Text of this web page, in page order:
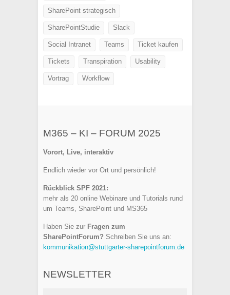
SharePoint strategisch
SharePointStudie Slack
Social Intranet Teams Ticket kaufen
Tickets Transpiration Usability
Vortrag Workflow
M365 – KI – FORUM 2025
Vorort, Live, interaktiv
Endlich wieder vor Ort und persönlich!
Rückblick SPF 2021:
mehr als 20 online Webinare und Tutorials rund
um Teams, SharePoint und MS365
Haben Sie zur Fragen zum
SharePointForum? Schreiben Sie uns an:
kommunikation@stuttgarter-sharepointforum.de
NEWSLETTER